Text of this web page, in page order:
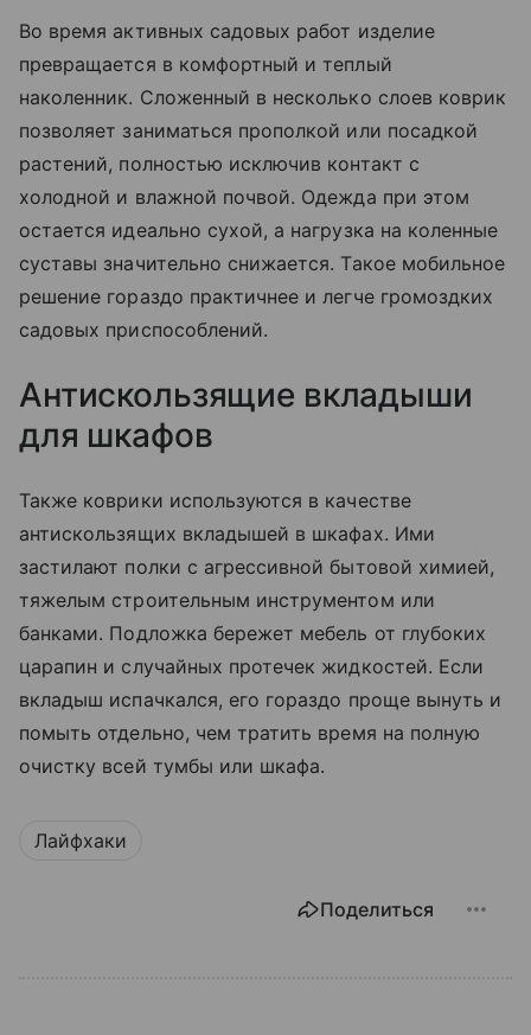
Во время активных садовых работ изделие
превращается в комфортный и теплый
наколенник. Сложенный в несколько слоев коврик
позволяет заниматься прополкой или посадкой
растений, полностью исключив контакт с
холодной и влажной почвой. Одежда при этом
остается идеально сухой, а нагрузка на коленные
суставы значительно снижается. Такое мобильное
решение гораздо практичнее и легче громоздких
садовых приспособлений.
Антискользящие вкладыши
для шкафов
Также коврики используются в качестве
антискользящих вкладышей в шкафах. Ими
застилают полки с агрессивной бытовой химией,
тяжелым строительным инструментом или
банками. Подложка бережет мебель от глубоких
царапин и случайных протечек жидкостей. Если
вкладыш испачкался, его гораздо проще вынуть и
помыть отдельно, чем тратить время на полную
очистку всей тумбы или шкафа.
Лайфхаки
Поделиться